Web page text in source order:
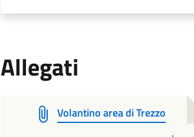
Allegati
Volantino area di Trezzo